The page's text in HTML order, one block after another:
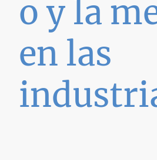
o y la
en las